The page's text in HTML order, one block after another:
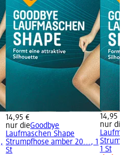
14,95 €
nur dieGoodbye
Laufmaschen Shape
Strumpfhose amber 20..., 1
St
14,95 €
nur die
1 St